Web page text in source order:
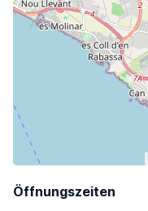
Öffnungszeiten